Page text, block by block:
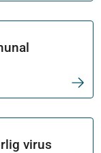
virus